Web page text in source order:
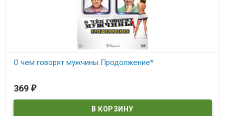
О чем говорят мужчины Продолжение*
369 ₽